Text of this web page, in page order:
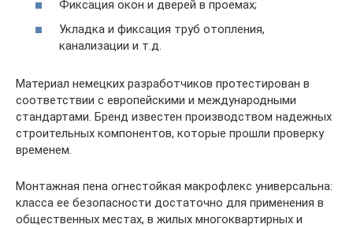
Фиксация окон и дверей в проемах;
Укладка и фиксация труб отопления,
канализации и т.д.
Материал немецких разработчиков протестирован в
соответствии с европейскими и международными
стандартами. Бренд известен производством надежных
строительных компонентов, которые прошли проверку
временем.
Монтажная пена огнестойкая макрофлекс универсальна:
класса ее безопасности достаточно для применения в
общественных местах, в жилых многоквартирных и